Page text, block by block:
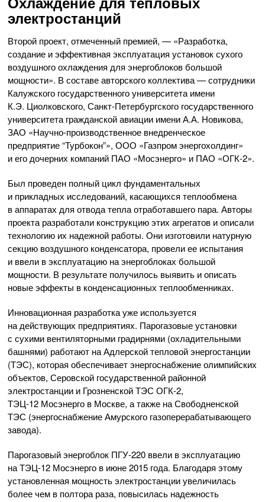
электростанций
Второй проект, отмеченный премией, — «Разработка,
создание и эффективная эксплуатация установок сухого
воздушного охлаждения для энергоблоков большой
мощности». В составе авторского коллектива — сотрудники
Калужского государственного университета имени
К.Э. Циолковского, Санкт-Петербургского государственного
университета гражданской авиации имени А.А. Новикова,
ЗАО «Научно-производственное внедренческое
предприятие “Турбокон”», ООО «Газпром энергохолдинг»
и его дочерних компаний ПАО «Мосэнерго» и ПАО «ОГК-2».
Был проведен полный цикл фундаментальных
и прикладных исследований, касающихся теплообмена
в аппаратах для отвода тепла отработавшего пара. Авторы
проекта разработали конструкцию этих агрегатов и описали
технологию их надежной работы. Они изготовили натурную
секцию воздушного конденсатора, провели ее испытания
и ввели в эксплуатацию на энергоблоках большой
мощности. В результате получилось выявить и описать
новые эффекты в конденсационных теплообменниках.
Инновационная разработка уже используется
на действующих предприятиях. Парогазовые установки
с сухими вентиляторными градирнями (охладительными
башнями) работают на Адлерской тепловой энергостанции
(ТЭС), которая обеспечивает энергоснабжение олимпийских
объектов, Серовской государственной районной
электростанции и Грозненской ТЭС ОГК-2,
ТЭЦ-12 Мосэнерго в Москве, а также на Свободненской
ТЭС (энергоснабжение Амурского газоперерабатывающего
завода).
Парогазовый энергоблок ПГУ-220 ввели в эксплуатацию
на ТЭЦ-12 Мосэнерго в июне 2015 года. Благодаря этому
установленная мощность электростанции увеличилась
более чем в полтора раза, повысилась надежность